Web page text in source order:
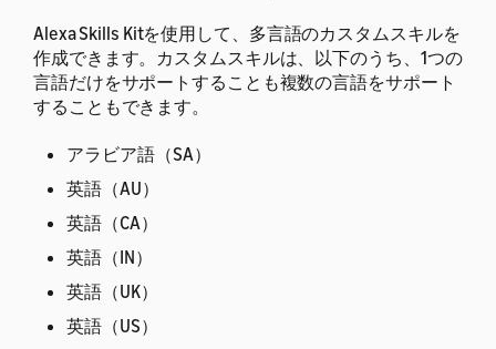
Alexa Skills Kitを使用して、多言語のカスタムスキルを
作成できます。カスタムスキルは、以下のうち、1つの
言語だけをサポートすることも複数の言語をサポート
することもできます。
アラビア語（SA）
英語（AU）
英語（CA）
英語（IN）
英語（UK）
英語（US）